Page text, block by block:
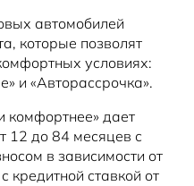
автомобилей
которые позволят
условиях:
и «Авторассрочка».
комфортнее» дает
12 до 84 месяцев с
в зависимости от
кредитной ставкой от